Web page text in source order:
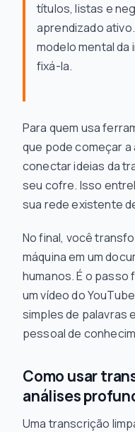
títulos, listas e
aprendizado
modelo mental da
fixá-la.
Para quem usa
que pode começar a
conectar ideias da
seu cofre. Isso
sua rede existente
No final, você
máquina em um
humanos. É o
um vídeo do
simples de palavras
pessoal de
Como usar
análises
Uma transcrição